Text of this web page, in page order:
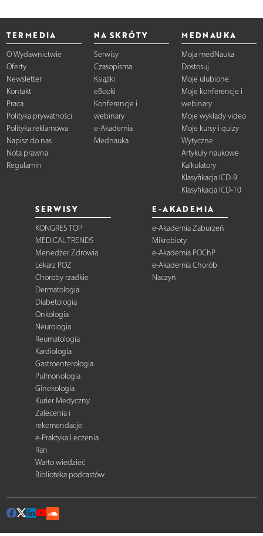
TERMEDIA
O Wydawnictwie
Oferty
Newsletter
Kontakt
Praca
Polityka prywatności
Polityka reklamowa
Napisz do nas
Nota prawna
Regulamin
NA SKRÓTY
Serwisy
Czasopisma
Książki
eBooki
Konferencje i
webinary
e-Akademia
Mednauka
MEDNAUKA
Moja medNauka
Dostosuj
Moje ulubione
Moje konferencje i
webinary
Moje wykłady video
Moje kursy i quizy
Wytyczne
Artykuły naukowe
Kalkulatory
Klasyfikacja ICD-9
Klasyfikacja ICD-10
SERWISY
KONGRES TOP
MEDICAL TRENDS
Menedżer Zdrowia
Lekarz POZ
Choroby rzadkie
Dermatologia
Diabetologia
Onkologia
Neurologia
Reumatologia
Kardiologia
Gastroenterologia
Pulmonologia
Ginekologia
Kurier Medyczny
Zalecenia i
rekomendacje
e-Praktyka Leczenia
Ran
Warto wiedzieć
Biblioteka podcastów
E-AKADEMIA
e-Akademia Zaburzeń
Mikrobioty
e-Akademia POChP
e-Akademia Chorób
Naczyń